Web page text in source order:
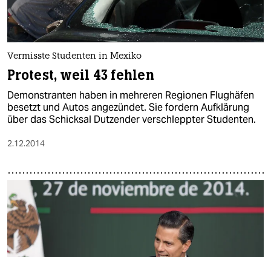
Vermisste Studenten in Mexiko
Protest, weil 43 fehlen
Demonstranten haben in mehreren Regionen Flughäfen
besetzt und Autos angezündet. Sie fordern Aufklärung
über das Schicksal Dutzender verschleppter Studenten.
2.12.2014